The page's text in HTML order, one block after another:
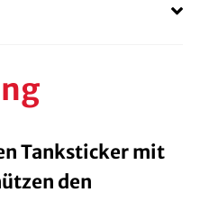
Tanksticker mit
den